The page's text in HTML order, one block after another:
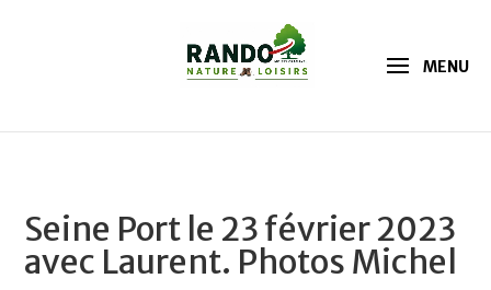
Seine Port le 23 février 2023
avec Laurent. Photos Michel